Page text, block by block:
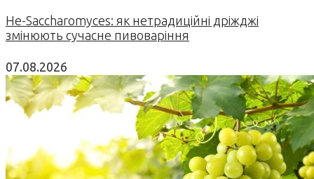
Не-Saccharomyces: як нетрадиційні дріжджі
змінюють сучасне пивоваріння
07.08.2026